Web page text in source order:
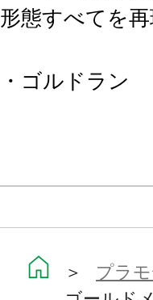
形態すべてを再
・ゴルドラン
とで、プロポ
＞ プラ